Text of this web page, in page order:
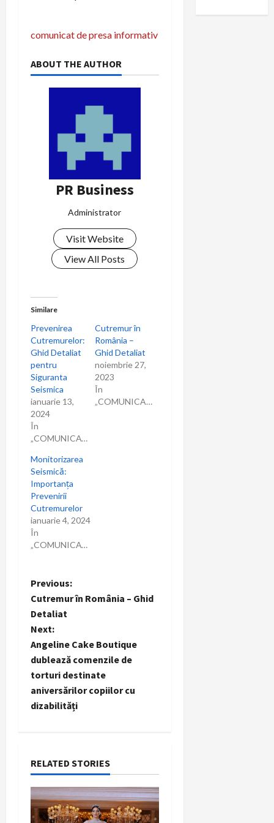
N
a
r
t
i
c
o
l
e
comunicat de presa informativ
ABOUT THE AUTHOR
PR Business
Administrator
Visit Website
View All Posts
Similare
Prevenirea
Cutremurelor:
Ghid Detaliat
pentru
Siguranta
Seismica
ianuarie 13,
2024
În
„COMUNICAT”
Cutremur în
România –
Ghid Detaliat
noiembrie 27,
2023
În
„COMUNICARE”
Monitorizarea
Seismică:
Importanța
Prevenirii
Cutremurelor
ianuarie 4, 2024
În
„COMUNICAT”
P
o
s
t
n
a
i
g
Previous:
Cutremur în România – Ghid
Detaliat
Next:
Angeline Cake Boutique
dublează comenzile de
torturi destinate
aniversărilor copiilor cu
dizabilități
RELATED STORIES